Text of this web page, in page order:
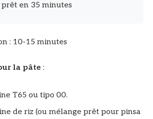
en 35 minutes
: 10-15 minutes
la pâte :
T65 ou tipo 00.
de riz (ou mélange prêt pour pinsa